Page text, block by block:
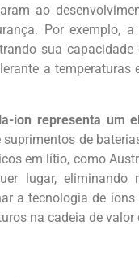
ao
Por exemplo,
sua
a
ion representa um
de
em lítio, como
lugar,
a tecnologia de
na cadeia de valor